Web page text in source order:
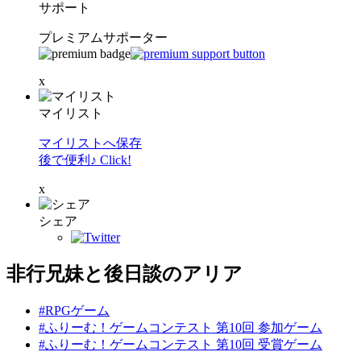
サポート
プレミアムサポーター
x
マイリスト
マイリストへ保存
後で便利♪ Click!
x
シェア
非行兄妹と後日談のアリア
#RPGゲーム
#ふりーむ！ゲームコンテスト 第10回 参加ゲーム
#ふりーむ！ゲームコンテスト 第10回 受賞ゲーム